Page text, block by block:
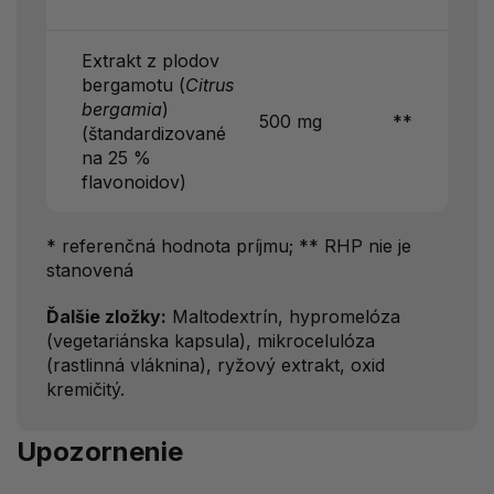
Extrakt z plodov
bergamotu (Citrus
bergamia)
(štandardizované
na 25 %
flavonoidov)
500 mg **
* referenčná hodnota príjmu; ** RHP nie je
stanovená
Ďalšie zložky: Maltodextrín, hypromelóza
(vegetariánska kapsula), mikrocelulóza
(rastlinná vláknina), ryžový extrakt, oxid
kremičitý.
Upozornenie